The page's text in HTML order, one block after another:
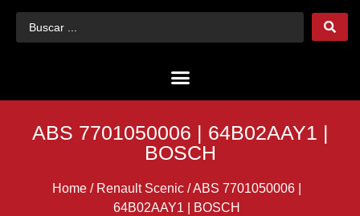
ABS 7701050006 | 64B02AAY1 |
BOSCH
Home/ Renault Scenic/ABS 7701050006 |
64B02AAY1 | BOSCH